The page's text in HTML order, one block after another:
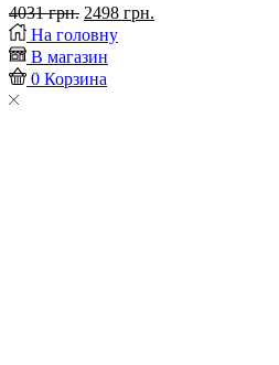
4031грн. Оригінальна
ціна:
4031 грн..
2498 грн.
На головну
В магазин
0 Корзина